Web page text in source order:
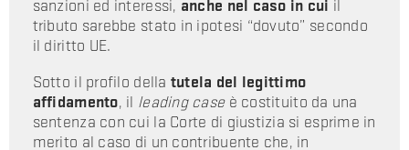
sanzioni ed interessi, anche nel caso in cui il
tributo sarebbe stato in ipotesi “dovuto” secondo
il diritto UE.
Sotto il profilo della tutela del legittimo
affidamento, il leading caseè costituito da una
sentenza con cui la Corte di giustizia si esprime in
merito al caso di un contribuente che, in